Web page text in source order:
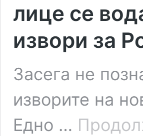
лице се
извори за
Засега не
изворите на
Едно …